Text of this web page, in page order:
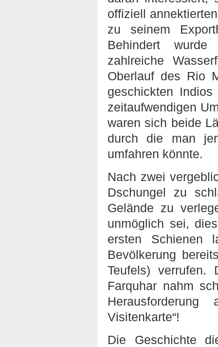
offiziell
zu seinem
Behindert
zahlreiche
Oberlauf des Rio
geschickten
zeitaufwendigen
waren sich beide
durch die man
umfahren könnte.
Nach zwei
Dschungel zu
Gelände zu
unmöglich sei,
ersten Schienen
Bevölkerung
Teufels) verrufen.
Farquhar nahm
Visitenkarte“!
Die Geschichte